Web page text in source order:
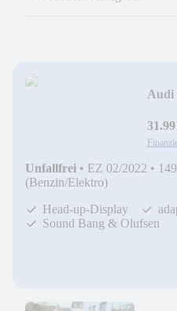
Audi
Unfallfrei • EZ 02/2022 •
(Benzin/Elektro)
Head-up-Display
Sound Bang & Olufsen